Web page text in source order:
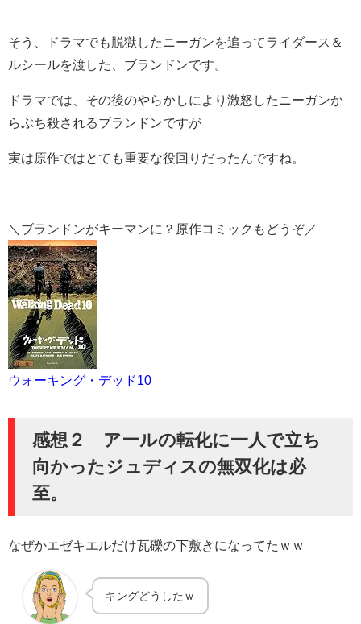
そう、ドラマでも脱獄したニーガンを追ってライダース＆
ルシールを渡した、ブランドンです。
ドラマでは、その後のやらかしにより激怒したニーガンか
らぶち殺されるブランドンですが
実は原作ではとても重要な役回りだったんですね。
＼ブランドンがキーマンに？原作コミックもどうぞ／
ウォーキング・デッド10
感想２ アールの転化に一人で立ち
向かったジュディスの無双化は必
至。
なぜかエゼキエルだけ瓦礫の下敷きになってたｗｗ
キングどうしたｗ